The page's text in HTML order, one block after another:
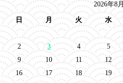
2026年8月
日 月 火 水
2
3 4 5
9
10 11 12
16
17 18 19